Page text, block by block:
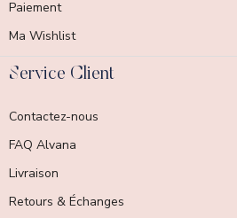
Paiement
Ma Wishlist
Service Client
Contactez-nous
FAQ Alvana
Livraison
Retours & Échanges